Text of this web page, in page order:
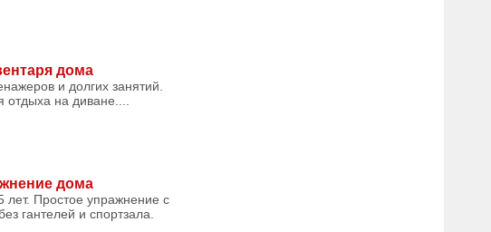
дома
и долгих занятий.
на диване....
дома
лет. Простое упражнение с
гантелей и спортзала.